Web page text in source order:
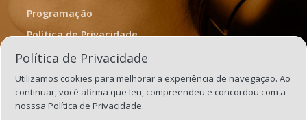
Programação
Política de Privacidade
Termos de Uso
Política de Privacidade
Utilizamos cookies para melhorar a experiência de navegação. Ao
continuar, você afirma que leu, compreendeu e concordou com a
nosssa Política de Privacidade.